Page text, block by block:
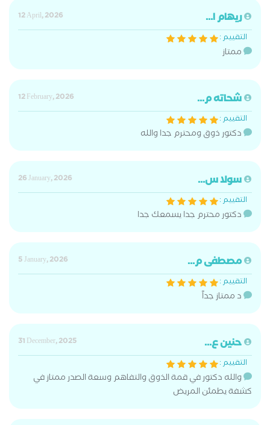
ريهام ا...
12 April, 2026
التقييم :
ممتاز
شحاته م...
12 February, 2026
التقييم :
دكتور ذوق ومحترم جدا والله
سولا س...
26 January, 2026
التقييم :
دكتور محترم جدا يسمعك جدا
مصطفى م...
5 January, 2026
التقييم :
د ممتاز جداً
حنين ع...
31 December, 2025
التقييم :
والله دكتور في قمة الذوق والتفاهم وسعة الصدر ممتاز في
كشفة يطمئن المريض